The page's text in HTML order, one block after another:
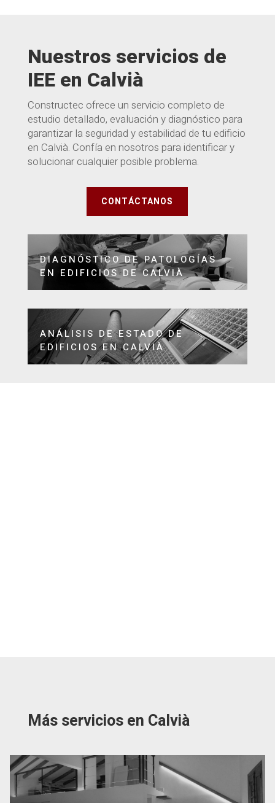
Nuestros servicios de
IEE en Calvià
Constructec ofrece un servicio completo de
estudio detallado, evaluación y diagnóstico para
garantizar la seguridad y estabilidad de tu edificio
en Calvià. Confía en nosotros para identificar y
solucionar cualquier posible problema.
CONTÁCTANOS
DIAGNÓSTICO DE PATOLOGÍAS
EN EDIFICIOS DE CALVIÀ
ANÁLISIS DE ESTADO DE
EDIFICIOS EN CALVIÀ
Más servicios en Calvià